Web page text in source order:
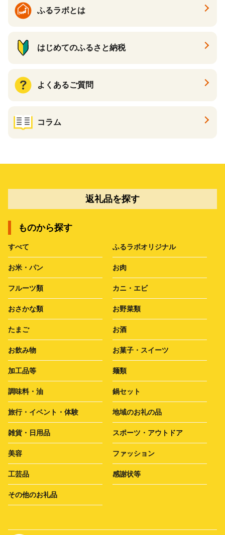
ふるラボとは
はじめてのふるさと納税
よくあるご質問
コラム
返礼品を探す
ものから探す
すべて ふるラボオリジナル
お米・パン お肉
フルーツ類 カニ・エビ
おさかな類 お野菜類
たまご お酒
お飲み物 お菓子・スイーツ
加工品等 麺類
調味料・油 鍋セット
旅行・イベント・体験 地域のお礼の品
雑貨・日用品 スポーツ・アウトドア
美容 ファッション
工芸品 感謝状等
その他のお礼品